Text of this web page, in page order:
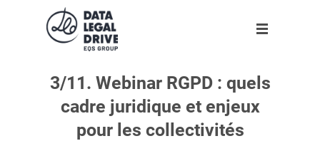
Solutions
Solutions
Partenaires
Trouver un partenaire
Ressources
L'entreprise3/11. Webinar RGPD : quels
cadre juridique et enjeux
pour les collectivités